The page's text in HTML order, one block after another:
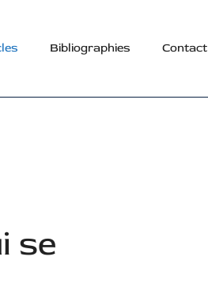
Bibliographies Contact
se